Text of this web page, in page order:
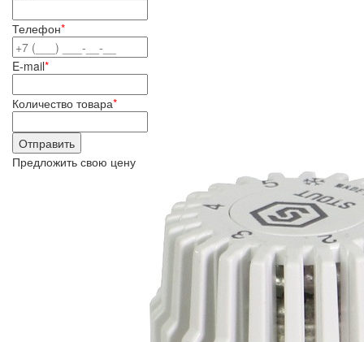
Телефон*
E-mail*
Количество товара*
Предложить свою цену